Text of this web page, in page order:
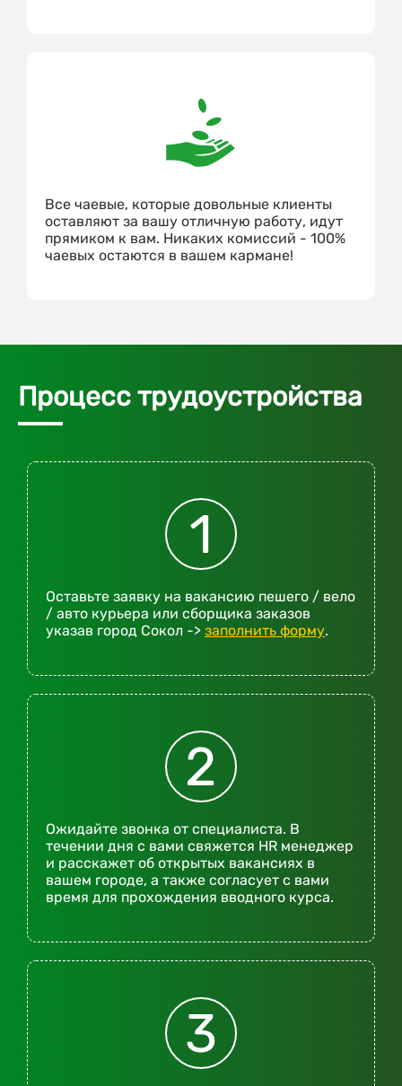
Все чаевые, которые довольные клиенты
оставляют за вашу отличную работу, идут
прямиком к вам. Никаких комиссий - 100%
чаевых остаются в вашем кармане!
Процесс трудоустройства
1
Оставьте заявку на вакансию пешего / вело
/ авто курьера или сборщика заказов
указав город Сокол -> заполнить форму.
2
Ожидайте звонка от специалиста. В
течении дня с вами свяжется HR менеджер
и расскажет об открытых вакансиях в
вашем городе, а также согласует с вами
время для прохождения вводного курса.
3